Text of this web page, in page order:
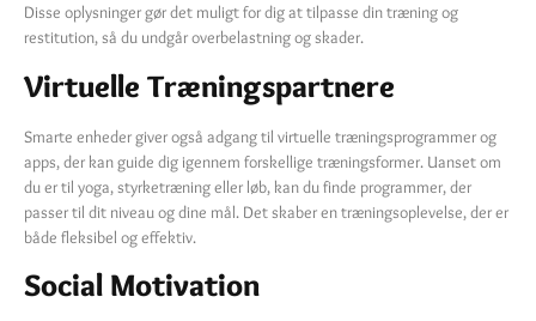
Disse oplysninger gør det muligt for dig at tilpasse din træning og
restitution, så du undgår overbelastning og skader.
Virtuelle Træningspartnere
Smarte enheder giver også adgang til virtuelle træningsprogrammer og
apps, der kan guide dig igennem forskellige træningsformer. Uanset om
du er til yoga, styrketræning eller løb, kan du finde programmer, der
passer til dit niveau og dine mål. Det skaber en træningsoplevelse, der er
både fleksibel og effektiv.
Social Motivation